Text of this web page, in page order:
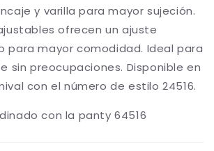
y varilla para mayor sujeción.
ofrecen un ajuste
para mayor comodidad. Ideal para
sin preocupaciones. Disponible en
con el número de estilo 24516.
con la panty 64516